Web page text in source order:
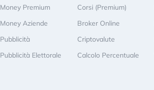
Money Premium
Money Aziende
Pubblicità
Pubblicità Elettorale
Corsi (Premium)
Broker Online
Criptovalute
Calcolo Percentuale